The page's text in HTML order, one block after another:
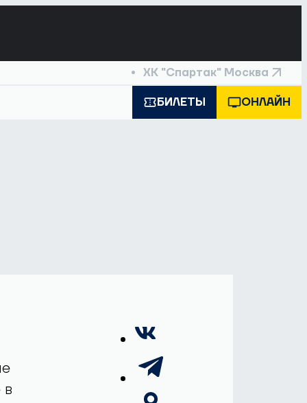
ХК "Спартак" Москва
БИЛЕТЫ ОНЛАЙН
в